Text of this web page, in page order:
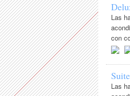
Las
con
Las